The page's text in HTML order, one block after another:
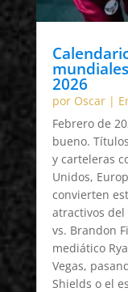
2026
por Oscar|
Febrero de
bueno.
y carteleras
Unidos,
convierten
atractivos del
vs. Brandon
mediático
Vegas,
Shields o el